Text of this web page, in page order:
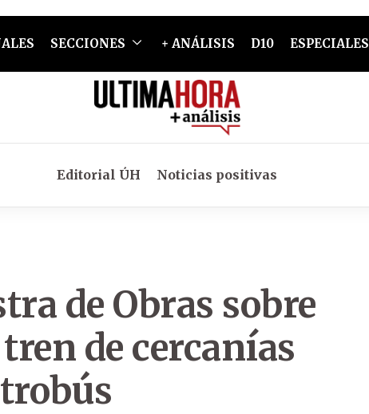
SECCIONES + ANÁLISIS D10 ESPECIALES
Editorial ÚH Noticias positivas
de Obras sobre
de cercanías